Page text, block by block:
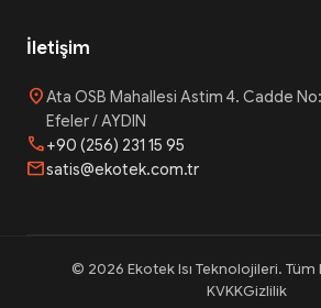
İletişim
location_onAta OSB Mahallesi Astim 4. Cadde
Efeler / AYDIN
phone+90 (256) 231 15 95
mailsatis@ekotek.com.tr
© 2026 Ekotek Isı Teknolojileri. Tüm
KVKKGizlilik